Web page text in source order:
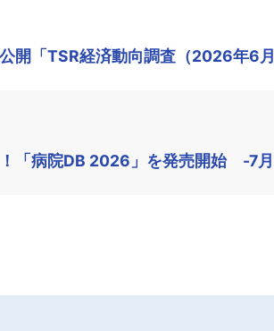
開「TSR経済動向調査（2026年6
「病院DB 2026」を発売開始 -7